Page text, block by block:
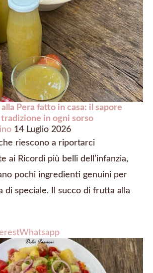
Pera fatto in casa: il sapore
in ogni sorso
14 Luglio 2026
riescono a riportarci
ai Ricordi più belli dell’infanzia,
pochi ingredienti genuini per
di speciale. Il succo di frutta alla
Whatsapp